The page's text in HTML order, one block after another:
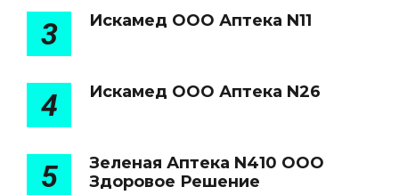
3 Искамед ООО Аптека N11
4 Искамед ООО Аптека N26
5
Зеленая Аптека N410 ООО
Здоровое Решение